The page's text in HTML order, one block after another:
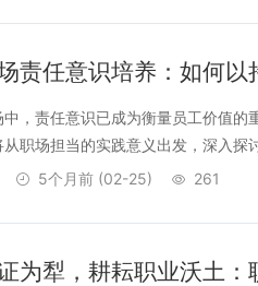
责任意识培养：如何
，责任意识已成为衡量员工价值的
从职场担当的实践意义出发，深入
5个月前 (02-25) 261
为犁，耕耘职业沃土